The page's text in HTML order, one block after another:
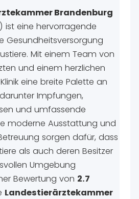
Brandenburg
ist eine hervorragende
Gesundheitsversorgung
Mit einem Team von
und einem herzlichen
eine breite Palette an
Impfungen,
und umfassende
moderne Ausstattung und
sorgen dafür, dass
als auch deren Besitzer
Umgebung
Bewertung von 2.7
Landestierärztekammer